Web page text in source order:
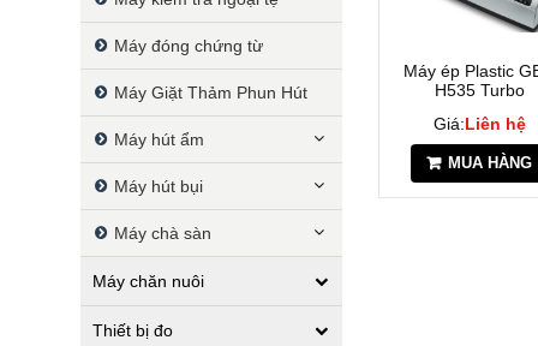
Máy ép Plastic
H535 Turbo
Giá:Liên hệ
MUA HÀNG
Máy đóng chứng từ
Máy Giặt Thảm Phun Hút
Máy hút ẩm
Máy hút bụi
Máy chà sàn
Máy chăn nuôi
Thiết bị đo